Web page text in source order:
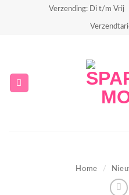
Verzending: Di t/m Vrij
Home /